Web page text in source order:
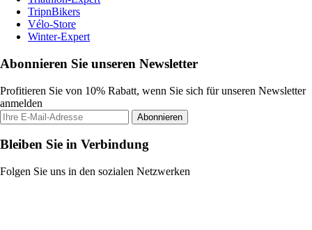
TripnBikers
Vélo-Store
Winter-Expert
Abonnieren Sie unseren Newsletter
Profitieren Sie von 10% Rabatt, wenn Sie sich für unseren Newsletter
anmelden
Abonnieren
Bleiben Sie in Verbindung
Folgen Sie uns in den sozialen Netzwerken